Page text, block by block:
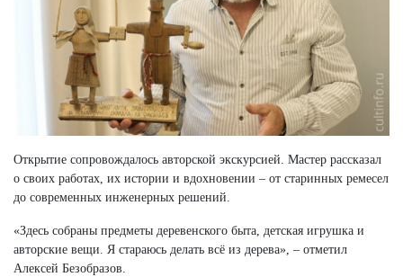
Открытие сопровождалось авторской экскурсией. Мастер рассказал
о своих работах, их истории и вдохновении – от старинных ремесел
до современных инженерных решений.
«Здесь собраны предметы деревенского быта, детская игрушка и
авторские вещи. Я стараюсь делать всё из дерева», – отметил
Алексей Безобразов.